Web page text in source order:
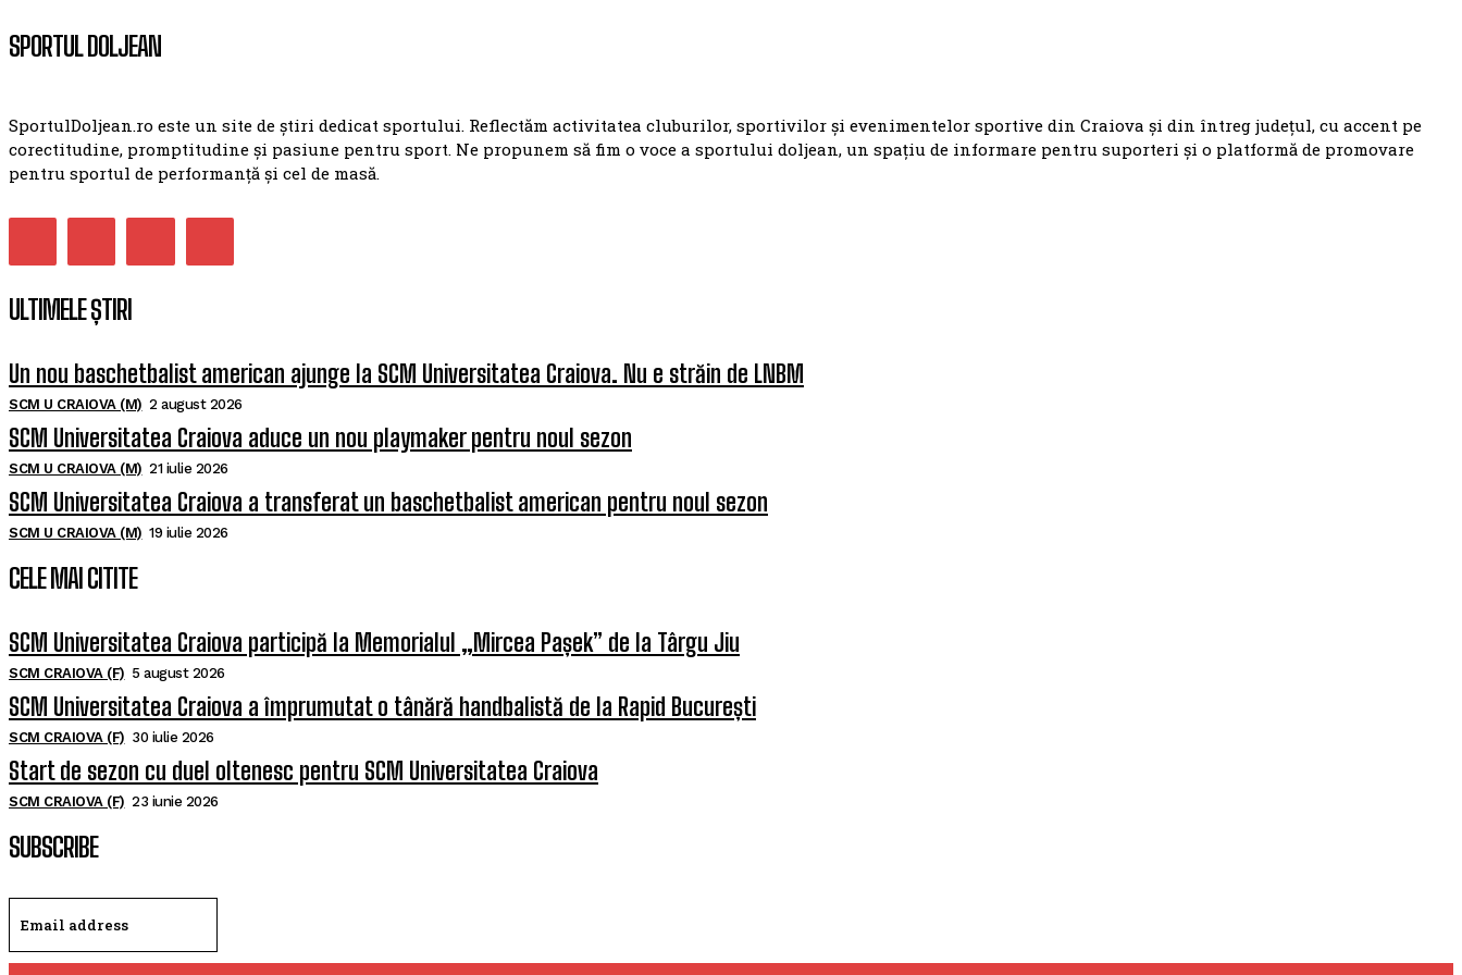
SPORTUL DOLJEAN
SportulDoljean.ro este un site de știri dedicat sportului. Reflectăm activitatea cluburilor, sportivilor și evenimentelor sportive din Craiova și din întreg județul, cu accent pe
corectitudine, promptitudine și pasiune pentru sport. Ne propunem să fim o voce a sportului doljean, un spațiu de informare pentru suporteri și o platformă de promovare
pentru sportul de performanță și cel de masă.
ULTIMELE ȘTIRI
Un nou baschetbalist american ajunge la SCM Universitatea Craiova. Nu e străin de LNBM
SCM U CRAIOVA (M) 2 august 2026
SCM Universitatea Craiova aduce un nou playmaker pentru noul sezon
SCM U CRAIOVA (M) 21 iulie 2026
SCM Universitatea Craiova a transferat un baschetbalist american pentru noul sezon
SCM U CRAIOVA (M) 19 iulie 2026
CELE MAI CITITE
SCM Universitatea Craiova participă la Memorialul „Mircea Pașek” de la Târgu Jiu
SCM CRAIOVA (F) 5 august 2026
SCM Universitatea Craiova a împrumutat o tânără handbalistă de la Rapid București
SCM CRAIOVA (F) 30 iulie 2026
Start de sezon cu duel oltenesc pentru SCM Universitatea Craiova
SCM CRAIOVA (F) 23 iunie 2026
SUBSCRIBE